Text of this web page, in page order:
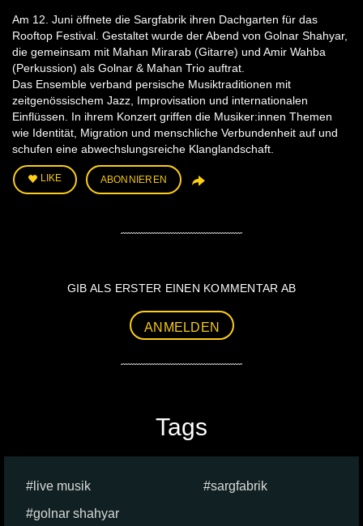
Am 12. Juni öffnete die Sargfabrik ihren Dachgarten für das
Rooftop Festival. Gestaltet wurde der Abend von Golnar Shahyar,
die gemeinsam mit Mahan Mirarab (Gitarre) und Amir Wahba
(Perkussion) als Golnar & Mahan Trio auftrat.
Das Ensemble verband persische Musiktraditionen mit
zeitgenössischem Jazz, Improvisation und internationalen
Einflüssen. In ihrem Konzert griffen die Musiker:innen Themen
wie Identität, Migration und menschliche Verbundenheit auf und
schufen eine abwechslungsreiche Klanglandschaft.
LIKE ABONNIEREN
GIB ALS ERSTER EINEN KOMMENTAR AB
ANMELDEN
Tags
live musik
sargfabrik
golnar shahyar